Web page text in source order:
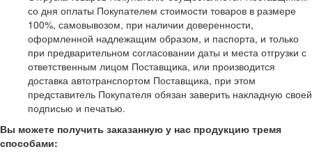
со дня оплаты Покупателем стоимости товаров в размере
100%, самовывозом, при наличии доверенности,
оформленной надлежащим образом, и паспорта, и только
при предварительном согласовании даты и места отгрузки с
ответственным лицом Поставщика, или производится
доставка автотранспортом Поставщика, при этом
представитель Покупателя обязан заверить накладную своей
подписью и печатью.
Вы можете получить заказанную у нас продукцию тремя
способами: